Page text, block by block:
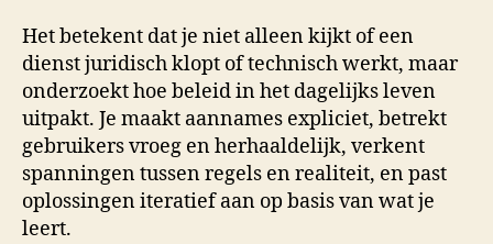
Het betekent dat je niet alleen kijkt of een
dienst juridisch klopt of technisch werkt, maar
onderzoekt hoe beleid in het dagelijks leven
uitpakt. Je maakt aannames expliciet, betrekt
gebruikers vroeg en herhaaldelijk, verkent
spanningen tussen regels en realiteit, en past
oplossingen iteratief aan op basis van wat je
leert.